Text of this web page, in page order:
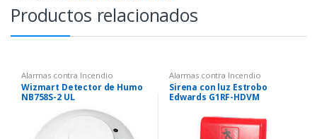
Productos relacionados
Alarmas contra Incendio
Wizmart Detector de Humo
NB758S-2 UL
Alarmas contra Incendio
Sirena con luz Estrobo
Edwards G1RF-HDVM